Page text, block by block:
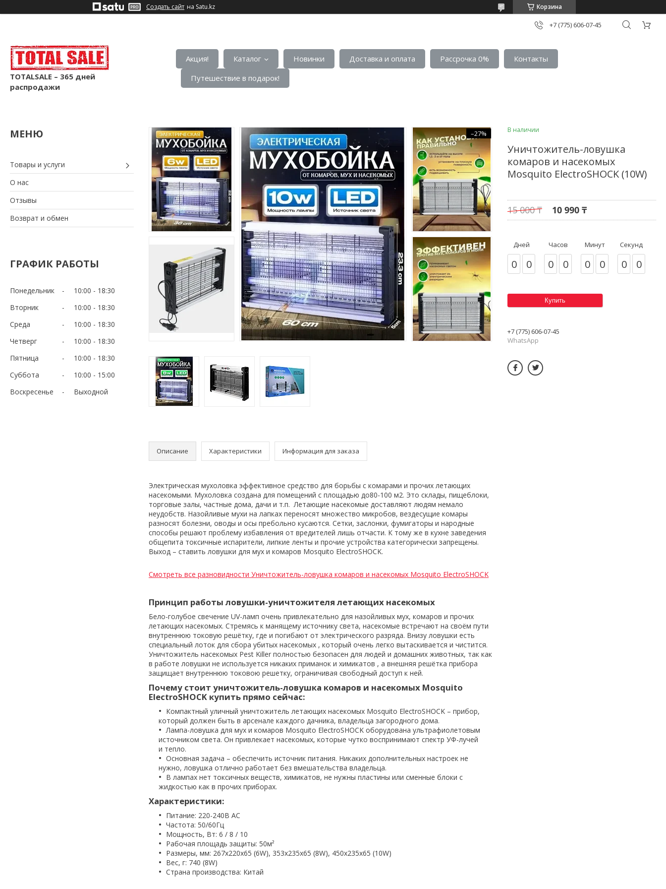
Создать сайт на Satu.kz Корзина
+7 (775) 606-07-45
TOTALSALE – 365 дней
распродажи
Акция! Каталог Новинки Доставка и оплата Рассрочка 0%
Контакты
Путешествие в подарок!
Товары и услуги
О нас
Отзывы
Возврат и обмен
ГРАФИК РАБОТЫ
Понедельник 10:00
18:30
Вторник
10:00
18:30
Среда
10:00
18:30
Четверг
10:00
18:30
Пятница
10:00
18:30
Суббота
10:00
15:00
Воскресенье
Выходной
–27%
Описание Характеристики Информация для заказа
Электрическая мухоловка эффективное средство для борьбы с комарами и прочих летающих
насекомыми. Мухоловка создана для помещений с площадью до80-100 м2. Это склады, пищеблоки,
торговые залы, частные дома, дачи и т.п. Летающие насекомые доставляют людям немало
неудобств. Назойливые мухи на лапках переносят множество микробов, вездесущие комары
разносят болезни, оводы и осы пребольно кусаются. Сетки, заслонки, фумигаторы и народные
способы решают проблему избавления от вредителей лишь отчасти. К тому же в кухне заведения
общепита токсичные испарители, липкие ленты и прочие устройства категорически запрещены.
Выход – ставить ловушки для мух и комаров Mosquito ElectroSHOCK.
Смотреть все разновидности Уничтожитель-ловушка комаров и насекомых Mosquito ElectroSHOCK
Принцип работы ловушки-уничтожителя летающих насекомых
Бело-голубое свечение UV-ламп очень привлекательно для назойливых мух, комаров и прочих
летающих насекомых. Стремясь к манящему источнику света, насекомые встречают на своём пути
внутреннюю токовую решётку, где и погибают от электрического разряда. Внизу ловушки есть
специальный лоток для сбора убитых насекомых , который очень легко вытаскивается и чистится.
Уничтожитель насекомых Pest Killer полностью безопасен для людей и домашних животных, так как
в работе ловушки не используется никаких приманок и химикатов , а внешняя решётка прибора
защищает внутреннюю токовою решетку, ограничивая свободный доступ к ней.
Почему стоит уничтожитель-ловушка комаров и насекомых Mosquito
ElectroSHOCK купить прямо сейчас:
Компактный уличный уничтожитель летающих насекомых Mosquito ElectroSHOCK – прибор,
который должен быть в арсенале каждого дачника, владельца загородного дома.
Лампа-ловушка для мух и комаров Mosquito ElectroSHOCK оборудована ультрафиолетовым
источником света. Он привлекает насекомых, которые чутко воспринимают спектр УФ-лучей
и тепло.
Основная задача – обеспечить источник питания. Никаких дополнительных настроек не
нужно, ловушка отлично работает без вмешательства владельца.
В лампах нет токсичных веществ, химикатов, не нужны пластины или сменные блоки с
жидкостью как в прочих приборах.
Характеристики:
Питание: 220-240В AC
Частота: 50/60Гц
Мощность, Вт: 6 / 8 / 10
Рабочая площадь защиты: 50м²
Размеры, мм: 267х220х65 (6W), 353x235x65 (8W), 450x235x65 (10W)
Вес, г: 740 (8W)
Страна производства: Китай
В наличии
Уничтожитель-ловушка
комаров и насекомых
Mosquito ElectroSHOCK (10W)
15 000 ₸ 10 990 ₸
Дней
0 0
Часов
0 0
Минут
0 0
Секунд
0 0
Купить
+7 (775) 606-07-45
WhatsApp